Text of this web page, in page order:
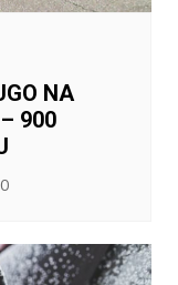
NA
900
0